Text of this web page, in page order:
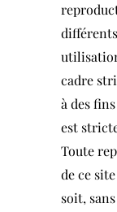
cadre
à des
est
Toute
de ce
soit,